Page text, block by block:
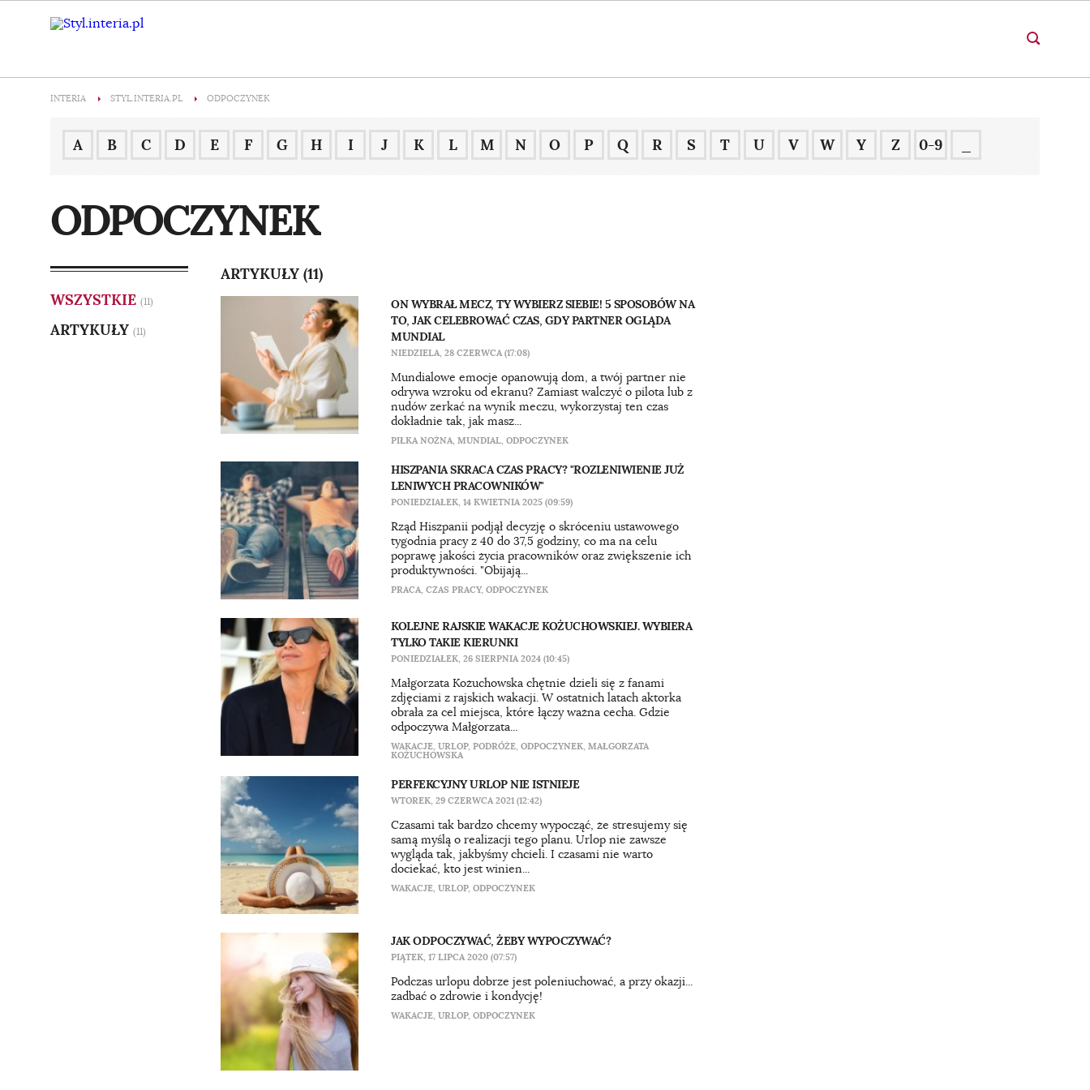
INTERIA STYL.INTERIA.PL ODPOCZYNEK
A B C D E F G H I J K L M N O P Q R S T U V W Y Z 0-9
ODPOCZYNEK
WSZYSTKIE (11)
ARTYKUŁY (11)
ARTYKUŁY (11)
ON WYBRAŁ MECZ, TY WYBIERZ SIEBIE! 5 SPOSOBÓW NA
TO, JAK CELEBROWAĆ CZAS, GDY PARTNER OGLĄDA
MUNDIAL
NIEDZIELA, 28 CZERWCA (17:08)
Mundialowe emocje opanowują dom, a twój partner nie
odrywa wzroku od ekranu? Zamiast walczyć o pilota lub z
nudów zerkać na wynik meczu, wykorzystaj ten czas
dokładnie tak, jak masz...
PIŁKA NOŻNA, MUNDIAL, ODPOCZYNEK
HISZPANIA SKRACA CZAS PRACY? "ROZLENIWIENIE JUŻ
LENIWYCH PRACOWNIKÓW"
PONIEDZIAŁEK, 14 KWIETNIA 2025 (09:59)
Rząd Hiszpanii podjął decyzję o skróceniu ustawowego
tygodnia pracy z 40 do 37,5 godziny, co ma na celu
poprawę jakości życia pracowników oraz zwiększenie ich
produktywności. "Obijają...
PRACA, CZAS PRACY, ODPOCZYNEK
KOLEJNE RAJSKIE WAKACJE KOŻUCHOWSKIEJ. WYBIERA
TYLKO TAKIE KIERUNKI
PONIEDZIAŁEK, 26 SIERPNIA 2024 (10:45)
Małgorzata Kożuchowska chętnie dzieli się z fanami
zdjęciami z rajskich wakacji. W ostatnich latach aktorka
obrała za cel miejsca, które łączy ważna cecha. Gdzie
odpoczywa Małgorzata...
WAKACJE, URLOP, PODRÓŻE, ODPOCZYNEK, MAŁGORZATA
KOŻUCHOWSKA
PERFEKCYJNY URLOP NIE ISTNIEJE
WTOREK, 29 CZERWCA 2021 (12:42)
Czasami tak bardzo chcemy wypocząć, że stresujemy się
samą myślą o realizacji tego planu. Urlop nie zawsze
wygląda tak, jakbyśmy chcieli. I czasami nie warto
dociekać, kto jest winien...
WAKACJE, URLOP, ODPOCZYNEK
JAK ODPOCZYWAĆ, ŻEBY WYPOCZYWAĆ?
PIĄTEK, 17 LIPCA 2020 (07:57)
Podczas urlopu dobrze jest poleniuchować, a przy okazji...
zadbać o zdrowie i kondycję!
WAKACJE, URLOP, ODPOCZYNEK